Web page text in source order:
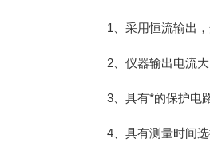
1、采用恒流输出
2、仪器输出电流
3、具有*的保护电
4、具有测量时间